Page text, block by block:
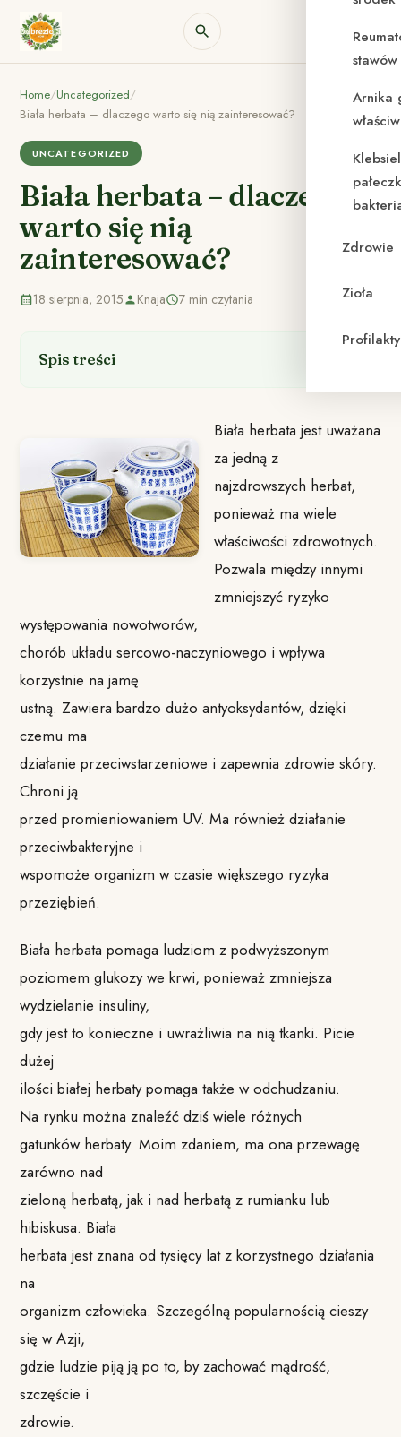
Arnika
Zdrowie
Zioła
Home/Uncategorized/
Biała herbata – dlaczego warto się nią zainteresować?
UNCATEGORIZED
Biała herbata – dlaczego
warto się nią
zainteresować?
18 sierpnia, 2015 Knaja 7 min czytania
Spis treści
Biała herbata jest uważana
za jedną z
najzdrowszych herbat,
ponieważ ma wiele
właściwości zdrowotnych.
Pozwala między innymi
zmniejszyć ryzyko
występowania nowotworów,
chorób układu sercowo-naczyniowego i wpływa
korzystnie na jamę
ustną. Zawiera bardzo dużo antyoksydantów, dzięki
czemu ma
działanie przeciwstarzeniowe i zapewnia zdrowie skóry.
Chroni ją
przed promieniowaniem UV. Ma również działanie
przeciwbakteryjne i
wspomoże organizm w czasie większego ryzyka
przeziębień.
Biała herbata pomaga ludziom z podwyższonym
poziomem glukozy we krwi, ponieważ zmniejsza
wydzielanie insuliny,
gdy jest to konieczne i uwrażliwia na nią tkanki. Picie
dużej
ilości białej herbaty pomaga także w odchudzaniu.
Na rynku można znaleźć dziś wiele różnych
gatunków herbaty. Moim zdaniem, ma ona przewagę
zarówno nad
zieloną herbatą, jak i nad herbatą z rumianku lub
hibiskusa. Biała
herbata jest znana od tysięcy lat z korzystnego działania
na
organizm człowieka. Szczególną popularnością cieszy
się w Azji,
gdzie ludzie piją ją po to, by zachować mądrość,
szczęście i
zdrowie.